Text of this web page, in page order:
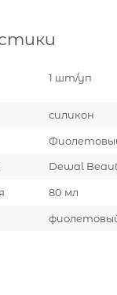
1 шт/уп
силикон
Dewal
80 мл